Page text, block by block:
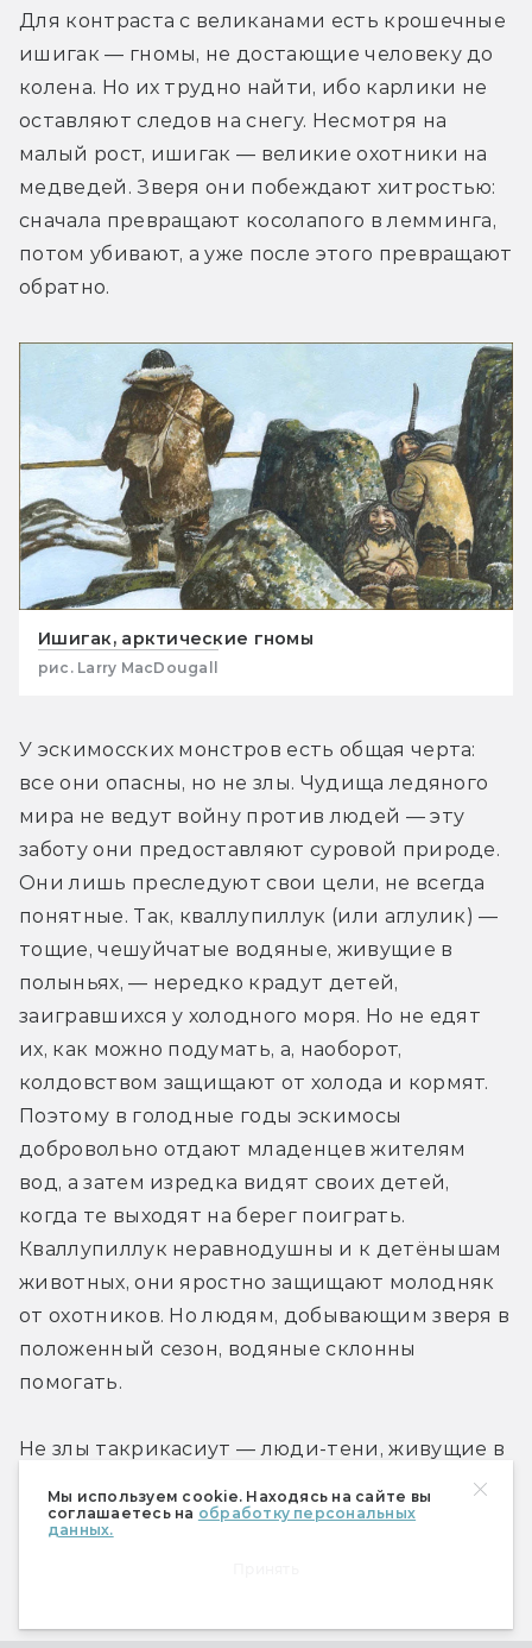
Мы используем cookie. Находясь на сайте вы
соглашаетесь на обработку персональных
данных.
Для контраста с великанами есть крошечные
ишигак — гномы, не достающие человеку до
колена. Но их трудно найти, ибо карлики не
оставляют следов на снегу. Несмотря на
малый рост, ишигак — великие охотники на
медведей. Зверя они побеждают хитростью:
сначала превращают косолапого в лемминга,
потом убивают, а уже после этого превращают
обратно.
Ишигак, арктические гномы
рис. Larry MacDougall
У эскимосских монстров есть общая черта:
все они опасны, но не злы. Чудища ледяного
мира не ведут войну против людей — эту
заботу они предоставляют суровой природе.
Они лишь преследуют свои цели, не всегда
понятные. Так, кваллупиллук (или аглулик) —
тощие, чешуйчатые водяные, живущие в
полыньях, — нередко крадут детей,
заигравшихся у холодного моря. Но не едят
их, как можно подумать, а, наоборот,
колдовством защищают от холода и кормят.
Поэтому в голодные годы эскимосы
добровольно отдают младенцев жителям
вод, а затем изредка видят своих детей,
когда те выходят на берег поиграть.
Кваллупиллук неравнодушны и к детёнышам
животных, они яростно защищают молодняк
от охотников. Но людям, добывающим зверя в
положенный сезон, водяные склонны
помогать.
Не злы такрикасиут — люди-тени, живущие в
стране британских фэйри. Но услышать их